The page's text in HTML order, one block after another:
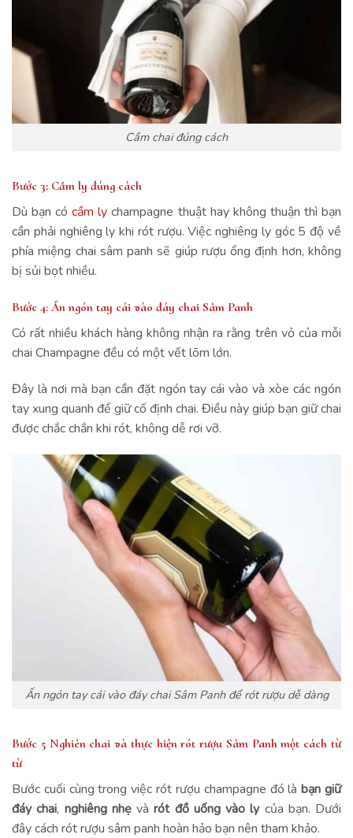
Cầm chai đúng cách
Bước 3: Cầm ly đúng cách
Dù bạn cócầm ly champagne thuật hay không thuận thì bạn
cần phải nghiêng ly khi rót rượu. Việc nghiêng ly góc 5 độ về
phía miệng chai sâm panh sẽ giúp rượu ổng định hơn, không
bị sủi bọt nhiều.
Bước 4: Ấn ngón tay cái vào đáy chai Sâm Panh
Có rất nhiều khách hàng không nhận ra rằng trên vỏ của mỗi
chai Champagne đều có một vết lõm lớn.
Đây là nơi mà bạn cần đặt ngón tay cái vào và xòe các ngón
tay xung quanh để giữ cố định chai. Điều này giúp bạn giữ chai
được chắc chắn khi rót, không dễ rơi vỡ.
Ấn ngón tay cái vào đáy chai Sâm Panh để rót rượu dễ dàng
Bước 5 Nghiên chai và thực hiện rót rượu Sâm Panh một cách từ
từ
Bước cuối cùng trong việc rót rượu champagne đó làbạn giữ
đáy chai, nghiêng nhẹvàrót đồ uống vào lycủa bạn. Dưới
đây cách rót rượu sâm panh hoàn hảo bạn nên tham khảo.